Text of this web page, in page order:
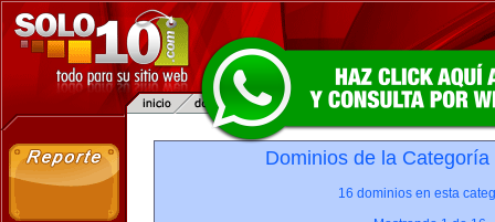
Dominios de la
16 dominios en esta